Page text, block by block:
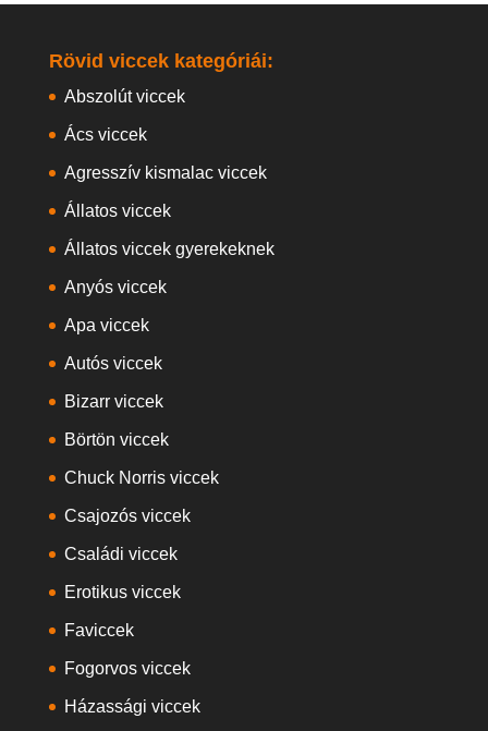
Rövid viccek kategóriái:
Abszolút viccek
Ács viccek
Agresszív kismalac viccek
Állatos viccek
Állatos viccek gyerekeknek
Anyós viccek
Apa viccek
Autós viccek
Bizarr viccek
Börtön viccek
Chuck Norris viccek
Csajozós viccek
Családi viccek
Erotikus viccek
Faviccek
Fogorvos viccek
Házassági viccek